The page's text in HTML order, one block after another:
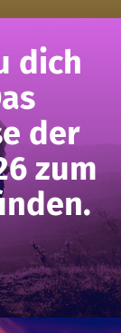
dich
der
zum